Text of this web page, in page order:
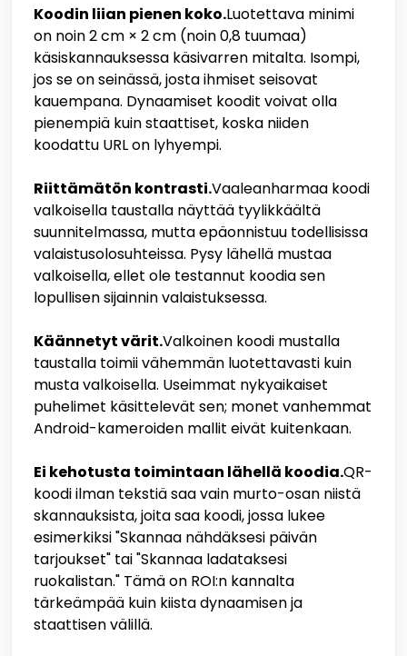
Koodin liian pienen koko.Luotettava minimi
on noin 2 cm × 2 cm (noin 0,8 tuumaa)
käsiskannauksessa käsivarren mitalta. Isompi,
jos se on seinässä, josta ihmiset seisovat
kauempana. Dynaamiset koodit voivat olla
pienempiä kuin staattiset, koska niiden
koodattu URL on lyhyempi.
Riittämätön kontrasti.Vaaleanharmaa koodi
valkoisella taustalla näyttää tyylikkäältä
suunnitelmassa, mutta epäonnistuu todellisissa
valaistusolosuhteissa. Pysy lähellä mustaa
valkoisella, ellet ole testannut koodia sen
lopullisen sijainnin valaistuksessa.
Käännetyt värit.Valkoinen koodi mustalla
taustalla toimii vähemmän luotettavasti kuin
musta valkoisella. Useimmat nykyaikaiset
puhelimet käsittelevät sen; monet vanhemmat
Android-kameroiden mallit eivät kuitenkaan.
Ei kehotusta toimintaan lähellä koodia.QR-
koodi ilman tekstiä saa vain murto-osan niistä
skannauksista, joita saa koodi, jossa lukee
esimerkiksi "Skannaa nähdäksesi päivän
tarjoukset" tai "Skannaa ladataksesi
ruokalistan." Tämä on ROI:n kannalta
tärkeämpää kuin kiista dynaamisen ja
staattisen välillä.